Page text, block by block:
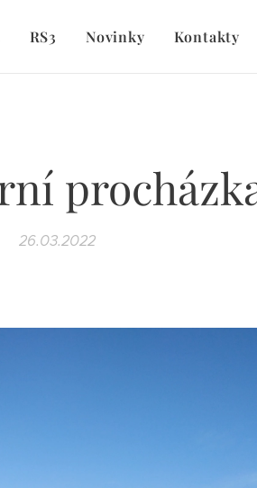
RS3 Novinky Kontakty
26.03.2022